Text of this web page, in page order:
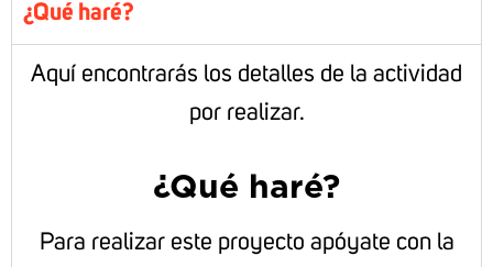
¿Qué haré?
Aquí encontrarás los detalles de la actividad
por realizar.
¿Qué haré?
Para realizar este proyecto apóyate con la